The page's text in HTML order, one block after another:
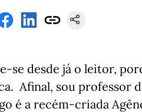
se desde já o leitor,
Afinal, sou professor
é a recém-criada